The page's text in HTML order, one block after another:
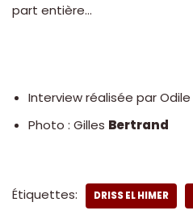
part entière…
Interview réalisée par Odile
Photo : Gilles Bertrand
Étiquettes: DRISS EL HIMER